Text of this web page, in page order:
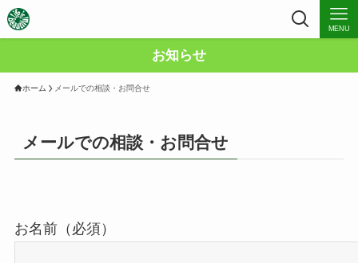
MENU
お知らせ
ホーム メールでの相談・お問合せ
メールでの相談・お問合せ
お名前（必須）